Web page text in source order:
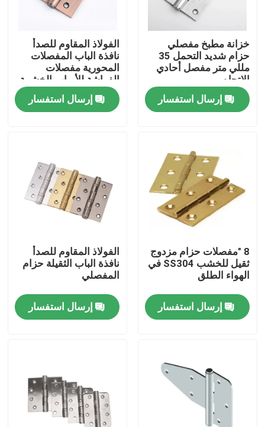
مسكن
معلومات عنا
جولة في المعمل
اتصل بنا
مادة Inconel 600
مادة Incoloy 800
خزانة مطبخ مفصلي
حزام شديد التحمل 35
مللي متر مفصل أحادي
الاتجاه
إرسال استفسار
الفولاذ المقاوم للصدأ
نافذة الباب المفصلات
المحورية مفصلات
الفراشة للأبواب الخشبية
الثقيلة
إرسال استفسار
8 "مفصلات حزام مزدوج
ثقيل للخشب SS304 في
الهواء الطلق
إرسال استفسار
الفولاذ المقاوم للصدأ
نافذة الباب الثقيلة حزام
المفصلي
إرسال استفسار